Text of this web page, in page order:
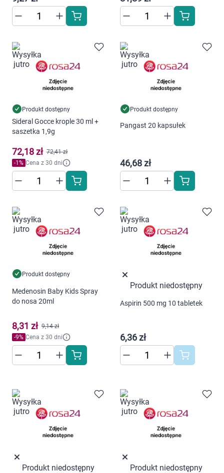
Korzystamy z plików cookies w celu
dostosowania zawartości serwisu do Twoich
preferencji. Więcej informacji znajdziesz w
naszejpolityce prywatności. Możesz określić
warunki przechowywania lub dostępu do
"Ustawienia" lub możesz zaakceptować
ustawienia wszystkich cookies klikając
AKCEPTUJĘ WSZYSTKIE
AKCEPTUJĘ WSZYSTKIE
Higiena
Mężczyzna
Zdrowy styl życia
Zabawki
Sprzęt medyczny
Motoryzacja
Grupy produktowe
Marki
Produkt dostępny
Sideral Gocce krople 30 ml +
saszetka 1,9g
72,18 zł 72,41 zł
-1 % Cena z 30 dni
Produkt dostępny
Pangast 20 kapsułek
46,68 zł
Produkt dostępny
Medenosin Baby Kids Spray
do nosa 20ml
8,31 zł 9,14 zł
-9% Cena z 30 dni
Produkt niedostępny
Aspirin 500 mg 10 tabletek
6,36 zł
Produkt niedostępny Produkt niedostępny